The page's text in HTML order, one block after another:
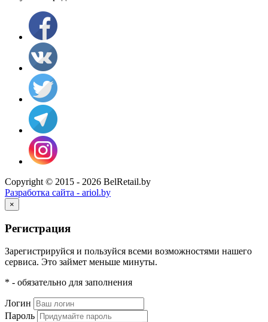
Copyright © 2015 - 2026 BelRetail.by
Разработка сайта - ariol.by
×
Регистрация
Зарегистрируйся и пользуйся всеми возможностями нашего
сервиса. Это займет меньше минуты.
* - обязательно для заполнения
Логин
Пароль